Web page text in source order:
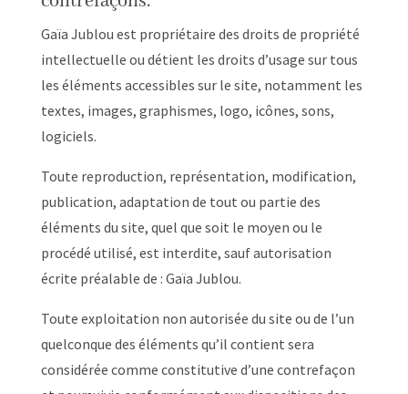
Gaïa Jublou est propriétaire des droits de propriété
intellectuelle ou détient les droits d’usage sur tous
les éléments accessibles sur le site, notamment les
textes, images, graphismes, logo, icônes, sons,
logiciels.
Toute reproduction, représentation, modification,
publication, adaptation de tout ou partie des
éléments du site, quel que soit le moyen ou le
procédé utilisé, est interdite, sauf autorisation
écrite préalable de : Gaïa Jublou.
Toute exploitation non autorisée du site ou de l’un
quelconque des éléments qu’il contient sera
considérée comme constitutive d’une contrefaçon